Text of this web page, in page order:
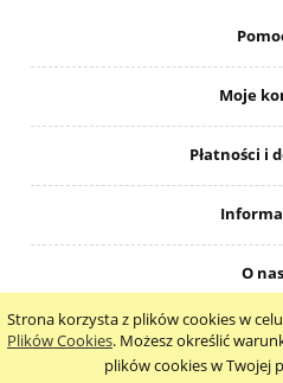
Strona korzysta z plików cookies w
Plików Cookies. Możesz określić
plików cookies w Twojej
Moje
Płatności i
O nas
pokaż pełną
Sklep